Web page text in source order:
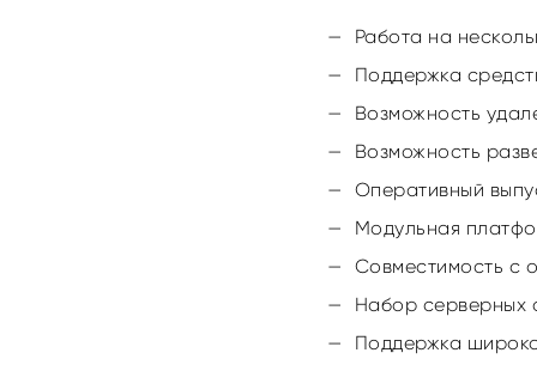
Работа на
Поддержка
Возможность
Возможность
Оперативный
Модульная
Совместимость с
Набор серверных
Поддержка